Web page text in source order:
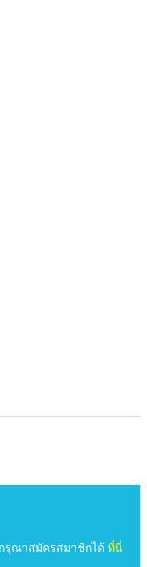
รุณาสมัครสมาชิกได้ ที่นี่